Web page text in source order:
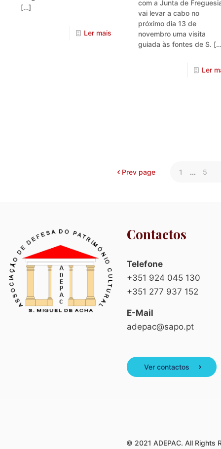
[…]
Ler mais
com a Junta de
vai levar a cabo no
próximo dia 13 de
novembro uma visita
guiada às fontes de S.
Ler
Prev page 1 ... 5
Contactos
Telefone
+351 924 045 130
+351 277 937 152
E-Mail
adepac@sapo.pt
Ver contactos
© 2021 ADEPAC. All Rights